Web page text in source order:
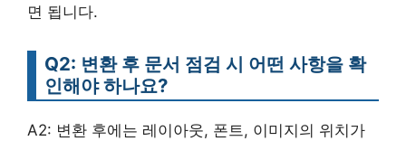
면 됩니다.
Q2: 변환 후 문서 점검 시 어떤 사항을 확
인해야 하나요?
A2: 변환 후에는 레이아웃, 폰트, 이미지의 위치가